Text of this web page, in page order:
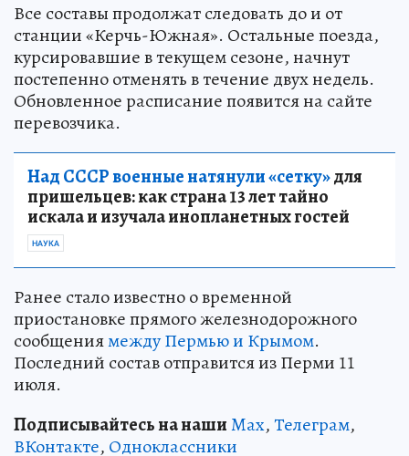
Все составы продолжат следовать до и от
станции «Керчь-Южная». Остальные поезда,
курсировавшие в текущем сезоне, начнут
постепенно отменять в течение двух недель.
Обновленное расписание появится на сайте
перевозчика.
Над СССР военные натянули «сетку»для
пришельцев: как страна 13 лет тайно
искала и изучала инопланетных гостей
НАУКА
Ранее стало известно о временной
приостановке прямого железнодорожного
сообщениямежду Пермью и Крымом.
Последний состав отправится из Перми 11
июля.
Подписывайтесь на нашиMax,Телеграм,
ВКонтакте, Одноклассники